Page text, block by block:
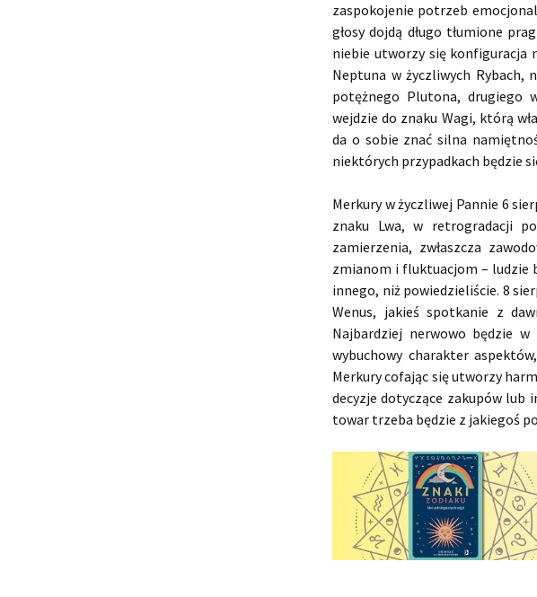
zaspokojenie potrzeb
głosy dojdą długo tłumione
niebie utworzy się konfiguracja
Neptuna w życzliwych Rybach,
potężnego Plutona, drugiego
wejdzie do znaku Wagi, którą
da o sobie znać silna
niektórych przypadkach będzie
Merkury w życzliwej Pannie 6
znaku Lwa, w retrogradacji
zamierzenia, zwłaszcza
zmianom i fluktuacjom – ludzie
innego, niż powiedzieliście. 8
Wenus, jakieś spotkanie z
Najbardziej nerwowo będzie
wybuchowy charakter
Merkury cofając się utworzy
decyzje dotyczące zakupów lub
towar trzeba będzie z jakiegoś